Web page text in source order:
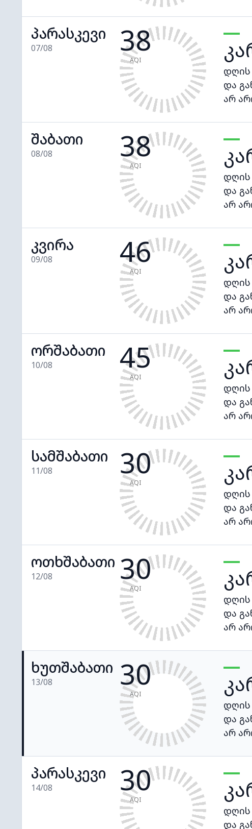
პარასკევი
07/08 38
AQI
დღის
და
არ
შაბათი
08/08 38
AQI
დღის
და
არ
კვირა
09/08 46
AQI
დღის
და
არ
ორშაბათი
10/08 45
AQI
დღის
და
არ
სამშაბათი
11/08 30
AQI
დღის
და
არ
ოთხშაბათი
12/08 30
AQI
დღის
და
არ
ხუთშაბათი
13/08 30
AQI
დღის
და
არ
პარასკევი
14/08 30
AQI
დღის
და